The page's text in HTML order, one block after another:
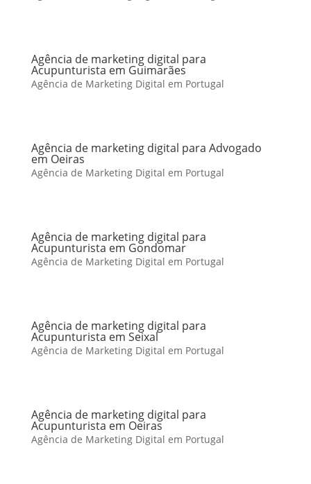
Agência de marketing digital para
Acupunturista em Guimarães
Agência de Marketing Digital em Portugal
Agência de marketing digital para Advogado
em Oeiras
Agência de Marketing Digital em Portugal
Agência de marketing digital para
Acupunturista em Gondomar
Agência de Marketing Digital em Portugal
Agência de marketing digital para
Acupunturista em Seixal
Agência de Marketing Digital em Portugal
Agência de marketing digital para
Acupunturista em Oeiras
Agência de Marketing Digital em Portugal